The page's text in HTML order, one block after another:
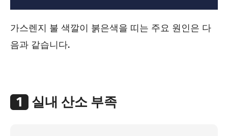
가스렌지 불 색깔이 붉은색을 띠는 주요 원인은 다
음과 같습니다.
1 실내 산소 부족